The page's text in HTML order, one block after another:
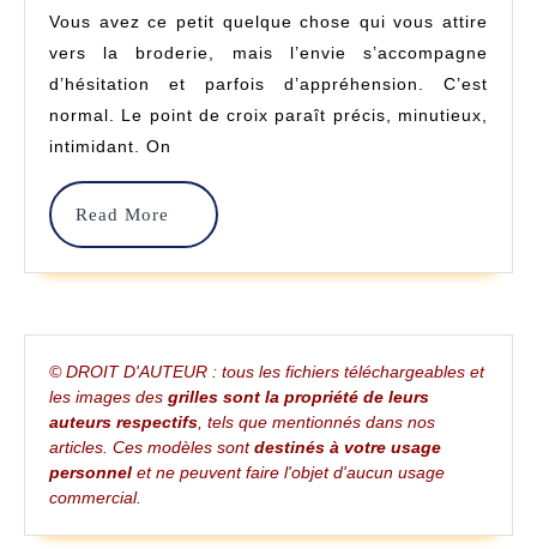
Nos
Vous avez ce petit quelque chose qui vous attire
vers la broderie, mais l’envie s’accompagne
d’hésitation et parfois d’appréhension. C’est
normal. Le point de croix paraît précis, minutieux,
intimidant. On
Read More
Read
More
© DROIT D'AUTEUR : tous les fichiers téléchargeables et
les images des grilles sont la propriété de leurs
auteurs respectifs , tels que mentionnés dans nos
articles. Ces modèles sontdestinés à votre usage
personnel et ne peuvent faire l'objet d'aucun usage
commercial.